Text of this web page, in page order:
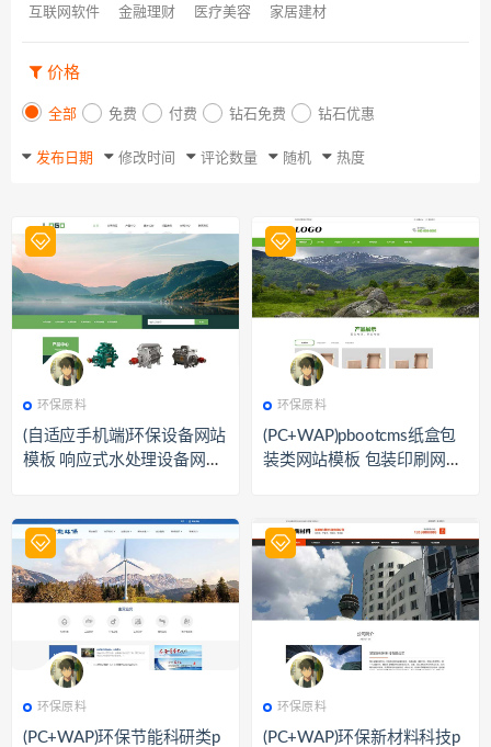
互联网软件 金融理财 医疗美容 家居建材
价格
全部 免费 付费 钻石免费 钻石优惠
发布日期 修改时间 评论数量 随机 热度
349
环保原料
(自适应手机端)环保设备网站
模板 响应式水处理设备网站
356
环保原料
(PC+WAP)pbootcms纸盒包
装类网站模板 包装印刷网站
476
环保原料
(PC+WAP)环保节能科研类p
524
环保原料
(PC+WAP)环保新材料科技p